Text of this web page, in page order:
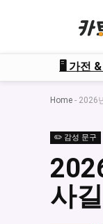
🖥️ 가전
Home - 2026
✏️ 감성 문구
사